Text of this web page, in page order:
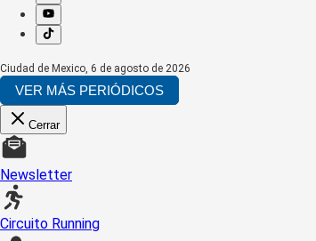
Ciudad de Mexico, 6 de agosto de 2026
VER MÁS PERIÓDICOS
Cerrar
Newsletter
Circuito Running